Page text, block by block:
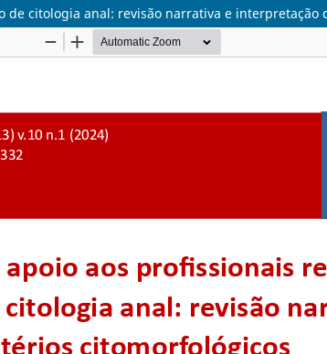
citologia anal: revisão narrativa e interpretação